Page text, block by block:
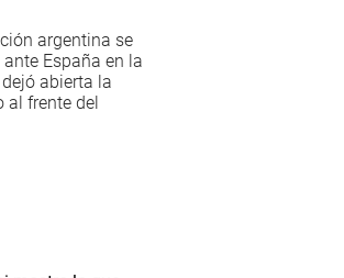
argentina se
España en la
abierta la
al frente del